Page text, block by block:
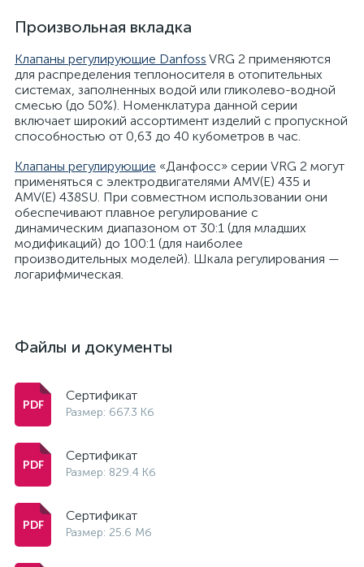
Произвольная вкладка
Клапаны регулирующие Danfoss VRG 2 применяются
для распределения теплоносителя в отопительных
системах, заполненных водой или гликолево-водной
смесью (до 50%). Номенклатура данной серии
включает широкий ассортимент изделий с пропускной
способностью от 0,63 до 40 кубометров в час.
Клапаны регулирующие «Данфосс» серии VRG 2 могут
применяться с электродвигателями AMV(E) 435 и
AMV(E) 438SU. При совместном использовании они
обеспечивают плавное регулирование с
динамическим диапазоном от 30:1 (для младших
модификаций) до 100:1 (для наиболее
производительных моделей). Шкала регулирования —
логарифмическая.
Файлы и документы
Сертификат
Размер: 667.3 Кб
Сертификат
Размер: 829.4 Кб
Сертификат
Размер: 25.6 Мб